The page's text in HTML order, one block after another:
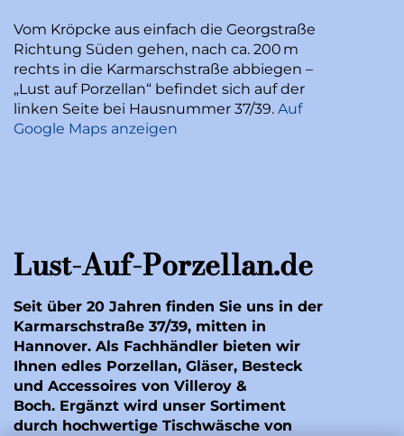
Vom Kröpcke aus einfach die Georgstraße
Richtung Süden gehen, nach ca. 200 m
rechts in die Karmarschstraße abbiegen –
„Lust auf Porzellan“ befindet sich auf der
linken Seite bei Hausnummer 37/39. Auf
Google Maps anzeigen
Lust-Auf-Porzellan.de
Seit über 20 Jahren finden Sie uns in der
Karmarschstraße 37/39, mitten in
Hannover. Als Fachhändler bieten wir
Ihnen edles Porzellan, Gläser, Besteck
und Accessoires von Villeroy &
Boch. Ergänzt wird unser Sortiment
durch hochwertige Tischwäsche von